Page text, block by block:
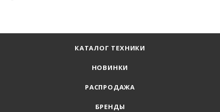
КАТАЛОГ ТЕХНИКИ
НОВИНКИ
РАСПРОДАЖА
БРЕНДЫ